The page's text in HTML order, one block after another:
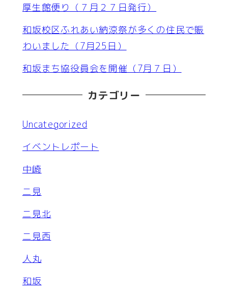
厚生館便り（７月２７日発行）
和坂校区ふれあい納涼祭が多くの住民で賑
わいました（7月25日）
和坂まち協役員会を開催（7月７日）
カテゴリー
Uncategorized
イベントレポート
中崎
二見
二見北
二見西
人丸
和坂